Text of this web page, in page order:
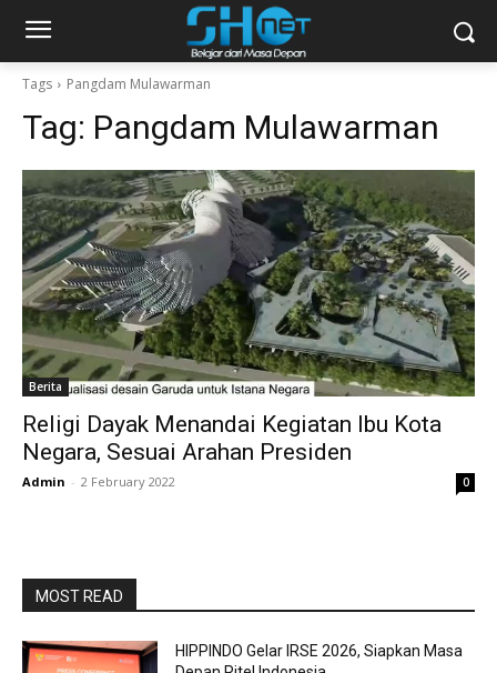
Tags Pangdam Mulawarman
Tag: Pangdam Mulawarman
Berita
Religi Dayak Menandai Kegiatan Ibu Kota
Negara, Sesuai Arahan Presiden
Admin - 2 February 2022 0
MOST READ
HIPPINDO Gelar IRSE 2026, Siapkan Masa